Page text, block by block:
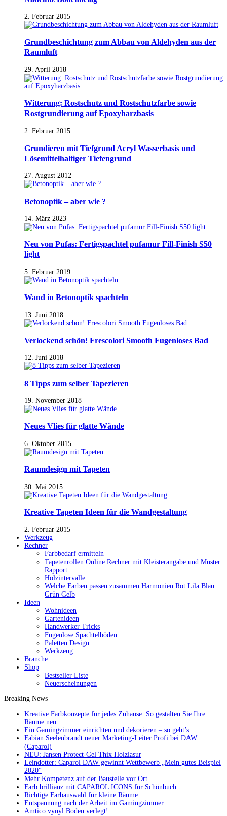
2. Februar 2015
Grundbeschichtung zum Abbau von Aldehyden aus der
Raumluft
29. April 2018
Witterung: Rostschutz und Rostschutzfarbe sowie
Rostgrundierung auf Epoxyharzbasis
2. Februar 2015
Grundieren mit Tiefgrund Acryl Wasserbasis und
Lösemittelhaltiger Tiefengrund
27. August 2012
Betonoptik – aber wie ?
14. März 2023
Neu von Pufas: Fertigspachtel pufamur Fill-Finish S50
light
5. Februar 2019
Wand in Betonoptik spachteln
13. Juni 2018
Verlockend schön! Frescolori Smooth Fugenloses Bad
12. Juni 2018
8 Tipps zum selber Tapezieren
19. November 2018
Neues Vlies für glatte Wände
6. Oktober 2015
Raumdesign mit Tapeten
30. Mai 2015
Kreative Tapeten Ideen für die Wandgestaltung
2. Februar 2015
Werkzeug
Rechner
Farbbedarf ermitteln
Tapetenrollen Online Rechner mit Kleisterangabe und Muster
Rapport
Holzintervalle
Welche Farben passen zusammen Harmonien Rot Lila Blau
Grün Gelb
Ideen
Wohnideen
Gartenideen
Handwerker Tricks
Fugenlose Spachtelböden
Paletten Design
Werkzeug
Branche
Shop
Bestseller Liste
Neuerscheinungen
Breaking News
Kreative Farbkonzepte für jedes Zuhause: So gestalten Sie Ihre
Räume neu
Ein Gamingzimmer einrichten und dekorieren – so geht’s
Fabian Seelenbrandt neuer Marketing-Leiter Profi bei DAW
(Caparol)
NEU: Jansen Protect-Gel Thix Holzlasur
Leindotter: Caparol DAW gewinnt Wettbewerb „Mein gutes Beispiel
2020“
Mehr Kompetenz auf der Baustelle vor Ort.
Farb brillianz mit CAPAROL ICONS für Schönbuch
Richtige Farbauswahl für kleine Räume
Entspannung nach der Arbeit im Gamingzimmer
Amtico vynyl Boden verlegt!